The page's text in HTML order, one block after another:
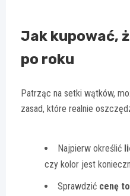
Jak kupować,
po roku
Patrząc na setki wątków,
zasad, które realnie
Najpierw określić
czy kolor jest
Sprawdzić cenę